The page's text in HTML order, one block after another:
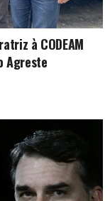
à CODEAM
Agreste